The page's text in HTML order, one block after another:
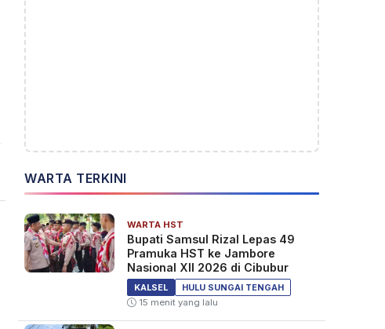
WARTA TERKINI
WARTA HST
Bupati Samsul Rizal Lepas 49
Pramuka HST ke Jambore
Nasional XII 2026 di Cibubur
KALSEL
HULU SUNGAI TENGAH
15 menit yang lalu